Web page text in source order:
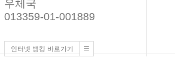
우체국
013359-01-001889
인터넷 뱅킹 바로가기